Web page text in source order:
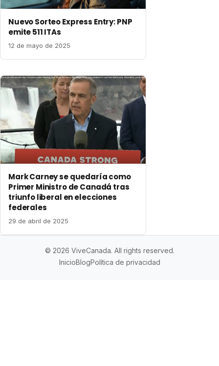
Nuevo Sorteo Express Entry: PNP
emite 511 ITAs
12 de mayo de 2025
Mark Carney se quedaría como
Primer Ministro de Canadá tras
triunfo liberal en elecciones
federales
29 de abril de 2025
© 2026 ViveCanada. All rights reserved.
InicioBlogPolítica de privacidad